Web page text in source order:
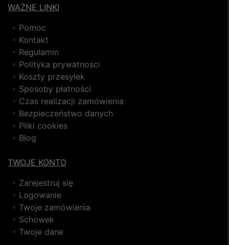
WAŻNE LINKI
Pomoc
Kontakt
Regulamin
Polityka prywatnosci
Koszty przesyłek
Sposoby płatności
Czas realizacji zamówienia
Bezpieczeństwo danych
Pliki cookies
Blog
TWOJE KONTO
Zarejestruj się
Logowanie
Twoje zamówienia
Schowek
Twoje dane